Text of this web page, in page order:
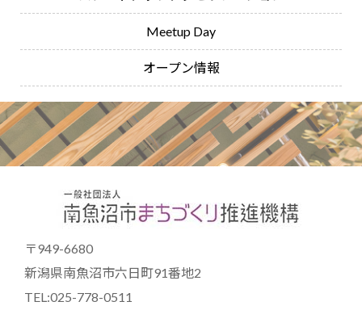
Meetup Day
オープン情報
〒949-6680
新潟県南魚沼市六日町91番地2
TEL:025-778-0511